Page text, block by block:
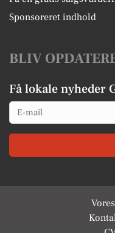
Sponsoreret indhold
BLIV
Få lokale nyheder
Email